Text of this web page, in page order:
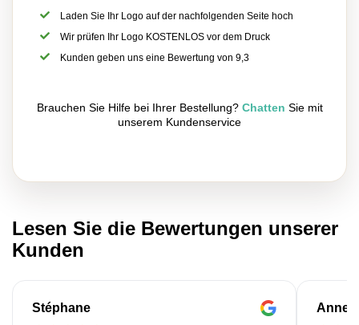
Laden Sie Ihr Logo auf der nachfolgenden Seite hoch
Wir prüfen Ihr Logo KOSTENLOS vor dem Druck
Kunden geben uns eine Bewertung von 9,3
Brauchen Sie Hilfe bei Ihrer Bestellung? Chatten Sie mit
unserem Kundenservice
Lesen Sie die Bewertungen unserer
Kunden
Stéphane Anne-